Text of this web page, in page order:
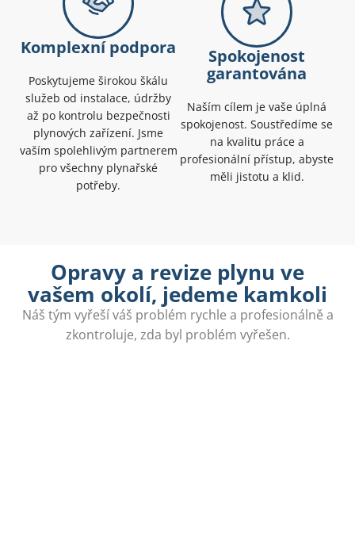
Komplexní podpora
Poskytujeme širokou škálu
služeb od instalace, údržby
až po kontrolu bezpečnosti
plynových zařízení. Jsme
vaším spolehlivým partnerem
pro všechny plynařské
potřeby.
Spokojenost
garantována
Naším cílem je vaše úplná
spokojenost. Soustředíme se
na kvalitu práce a
profesionální přístup, abyste
měli jistotu a klid.
Opravy a revize plynu ve
vašem okolí, jedeme kamkoli
Náš tým vyřeší váš problém rychle a profesionálně a
zkontroluje, zda byl problém vyřešen.